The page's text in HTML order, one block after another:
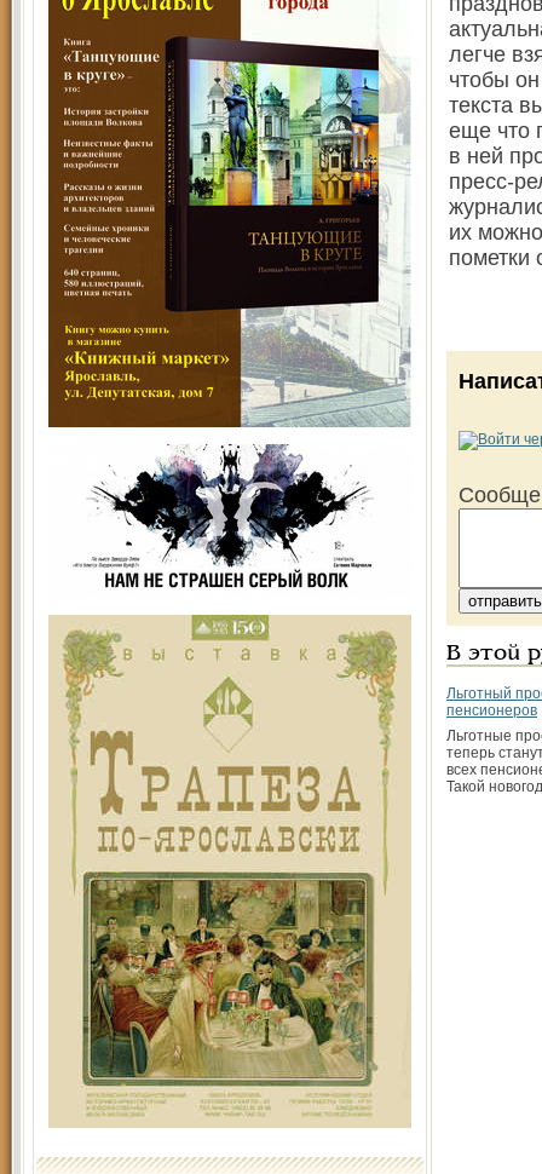
легче
чтобы
текста
еще что
в ней
пресс-
их
пометки
В этой
Льготный
пенсионеров
Льготные
теперь
всех
Такой